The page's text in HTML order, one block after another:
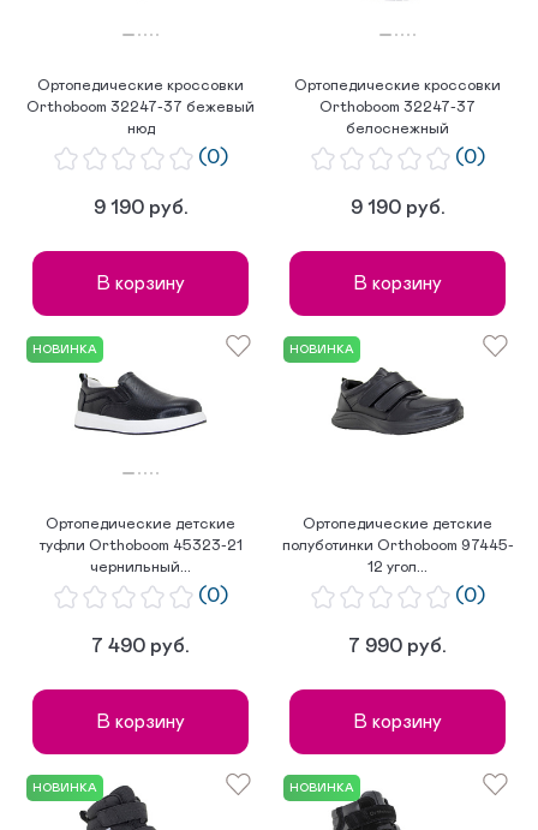
Ортопедические кроссовки
Orthoboom 32247-37 бежевый
нюд
(0)
9 190 руб.
В корзину
Ортопедические кроссовки
Orthoboom 32247-37
белоснежный
(0)
9 190 руб.
В корзину
НОВИНКА
Ортопедические детские
туфли Orthoboom 45323-21
чернильный...
(0)
7 490 руб.
В корзину
НОВИНКА
Ортопедические детские
полуботинки Orthoboom 97445-
12 угол...
(0)
7 990 руб.
В корзину
НОВИНКА НОВИНКА